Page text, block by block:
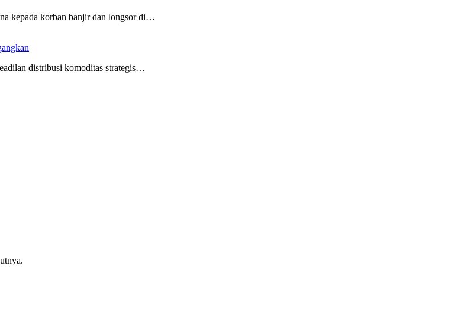
kepada korban banjir dan longsor di…
distribusi komoditas strategis…